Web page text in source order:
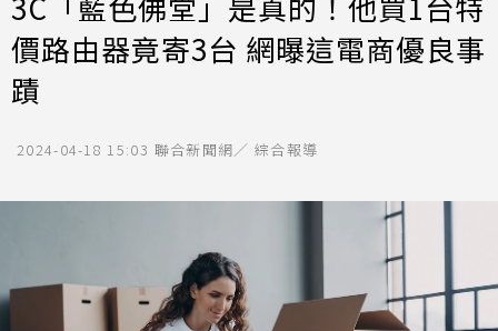
價路由器竟寄3台 網曝這電商優良事
蹟
2024-04-18 15:03 聯合新聞網／ 綜合報導